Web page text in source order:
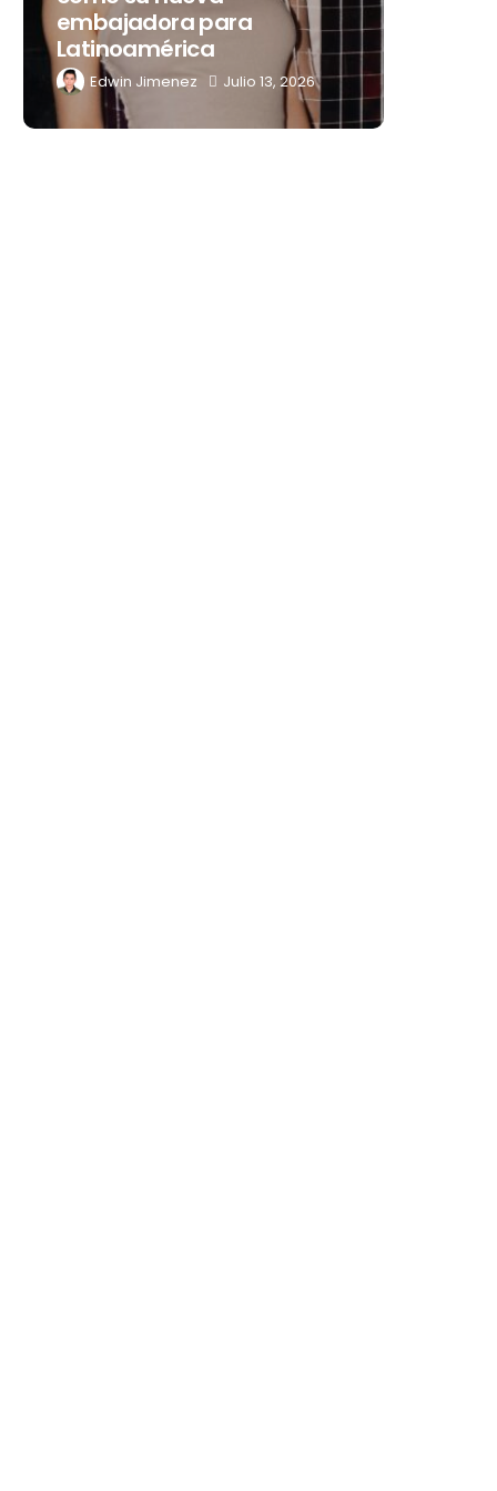
embajadora para
Latinoamérica
Edwin Jimenez Julio 13, 2026